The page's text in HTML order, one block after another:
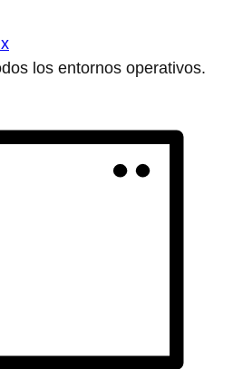
los entornos operativos.